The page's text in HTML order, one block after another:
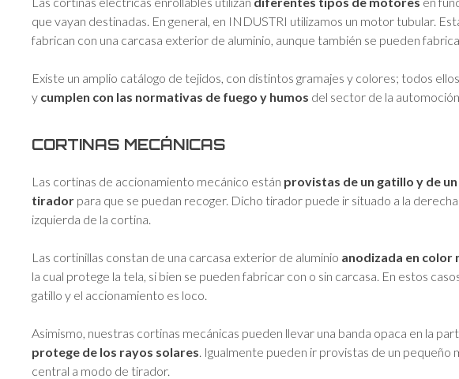
que vayan destinadas. En general, en INDUSTRI utilizamos un motor tubular.
fabrican con una carcasa exterior de aluminio, aunque también se pueden
Existe un amplio catálogo de tejidos, con distintos gramajes y colores; todos
y cumplen con las normativas de fuego y humos del sector de la
CORTINAS MECÁNICAS
Las cortinas de accionamiento mecánico están provistas de un gatillo y de
tirador para que se puedan recoger. Dicho tirador puede ir situado a la derecha
izquierda de la cortina.
Las cortinillas constan de una carcasa exterior de aluminio anodizada en color
la cual protege la tela, si bien se pueden fabricar con o sin carcasa. En estos
gatillo y el accionamiento es loco.
Asimismo, nuestras cortinas mecánicas pueden llevar una banda opaca en la
protege de los rayos solares . Igualmente pueden ir provistas de un pequeño
central a modo de tirador.